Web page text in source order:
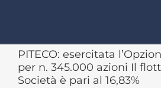
PITECO: esercitata
per n. 345.000 azioni Il
Società è pari al 16,83%